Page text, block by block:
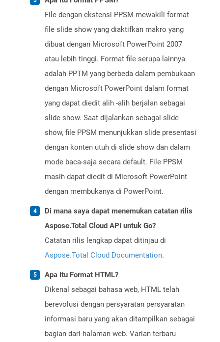
File dengan ekstensi PPSM mewakili format
file slide show yang diaktifkan makro yang
dibuat dengan Microsoft PowerPoint 2007
atau lebih tinggi. Format file serupa lainnya
adalah PPTM yang berbeda dalam pembukaan
dengan Microsoft PowerPoint dalam format
yang dapat diedit alih -alih berjalan sebagai
slide show. Saat dijalankan sebagai slide
show, file PPSM menunjukkan slide presentasi
dengan konten utuh di slide show dan dalam
mode baca-saja secara default. File PPSM
masih dapat diedit di Microsoft PowerPoint
dengan membukanya di PowerPoint.
Di mana saya dapat menemukan catatan rilis
Aspose.Total Cloud API untuk Go?
Catatan rilis lengkap dapat ditinjau di
Aspose.Total Cloud Documentation.
Apa itu Format HTML?
Dikenal sebagai bahasa web, HTML telah
berevolusi dengan persyaratan persyaratan
informasi baru yang akan ditampilkan sebagai
bagian dari halaman web. Varian terbaru